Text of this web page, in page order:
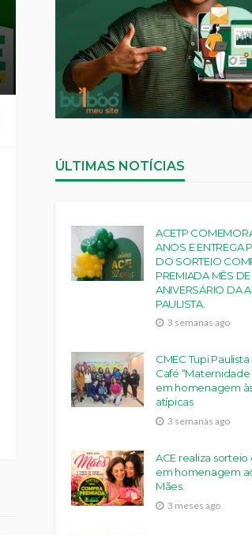
ÚLTIMAS NOTÍCIAS
ACETP
ANOS E ENTREGA
DO SORTEIO
PREMIADA MÊS DE
ANIVERSÁRIO DA
PAULISTA.
3 semanas ago
CMEC Tupi
Café “Maternidade
em homenagem
atípicas
3 semanas ago
ACE realiza sorteio
em homenagem
Mães.
3 meses ago